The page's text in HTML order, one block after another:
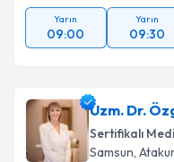
Yarın
09:00
Yarın
09:30
Uzm. Dr.
Sertifikalı
Samsun,